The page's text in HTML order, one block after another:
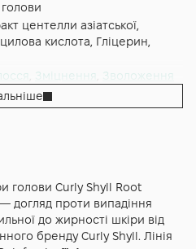
центелли азіатської,
кислота, Гліцерин,
Зміцнення
Зволоження
догляд
голови Curly Shyll Root
догляд проти випадіння
до жирності шкіри від
бренду Curly Shyll. Лінія